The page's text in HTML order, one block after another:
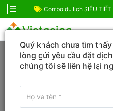
Combo du lịch SIÊU TIẾT
Trang chủ Lâm Đồng Đà Lạt
Quý khách chưa tìm
lòng gửi yêu cầu đặt
chúng tôi sẽ liên hệ lại